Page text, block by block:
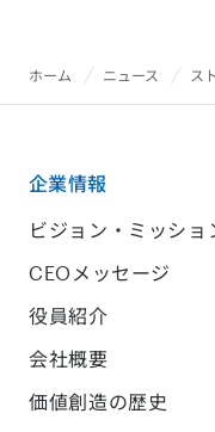
ホーム ニュース ス
企業情報
ビジョン・ミッショ
CEOメッセージ
役員紹介
会社概要
価値創造の歴史